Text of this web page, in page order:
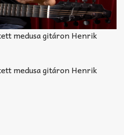
medusa gitáron Henrik
medusa gitáron Henrik